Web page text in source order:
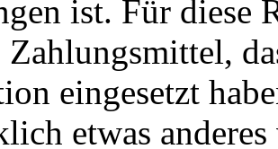
ist. Für diese
Zahlungsmittel,
eingesetzt
etwas